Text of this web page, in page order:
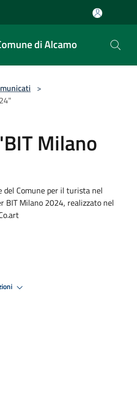
di Alcamo
>
Milano
del Comune per il turista nel
BIT Milano 2024, realizzato nel